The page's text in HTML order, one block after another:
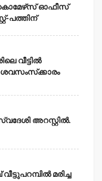
കൊമേഴ്‌സ് ഓഫീസ്
പത്തിന്
വീട്ടില്‍
ശവസംസ്‌ക്കാരം
അറസ്റ്റില്‍.
മരിച്ച